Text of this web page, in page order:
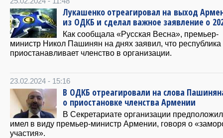
Лукашенко отреагировал на выход
из ОДКБ и сделал важное заявление о
Как сообщала «Русская Весна», премьер-
министр Никол Пашинян на днях заявил, что республика
приостанавливает членство в организации.
23.02.2024 - 15:16
В ОДКБ отреагировали на слова
о приостановке членства Армении
В Секретариате организации
имел в виду премьер-министр Армении, говоря о
участия».